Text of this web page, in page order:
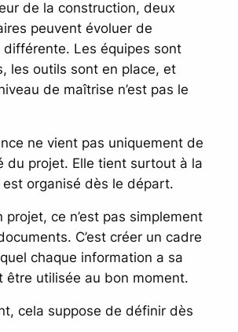
de la construction, deux
peuvent évoluer de
différente. Les équipes sont
les outils sont en place, et
de maîtrise n’est pas le
ne vient pas uniquement de
du projet. Elle tient surtout à la
organisé dès le départ.
projet, ce n’est pas simplement
C’est créer un cadre
chaque information a sa
être utilisée au bon moment.
cela suppose de définir dès